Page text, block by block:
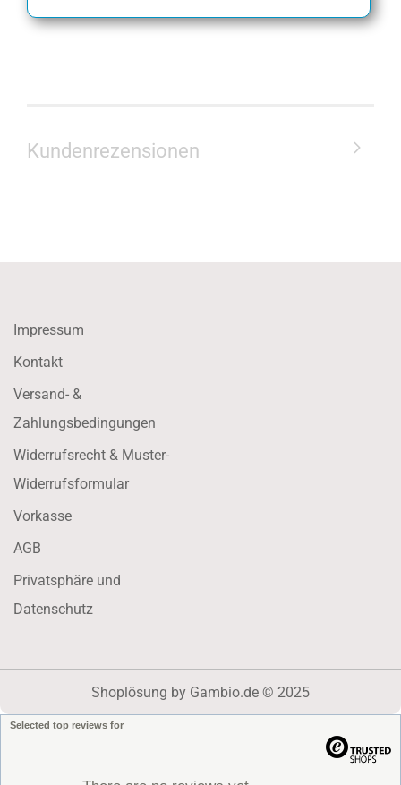
Kundenrezensionen
Impressum
Kontakt
Versand- &
Zahlungsbedingungen
Widerrufsrecht & Muster-
Widerrufsformular
Vorkasse
AGB
Privatsphäre und
Datenschutz
Shoplösung by Gambio.de © 2025
Selected top reviews for